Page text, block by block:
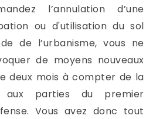
l’annulation d’une
ou d'utilisation du sol
de l’urbanisme, vous ne
de moyens nouveaux
deux mois à compter de la
aux parties du premier
Vous avez donc tout